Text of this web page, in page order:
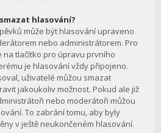
hlasování?
může být hlasování upraveno
nebo administrátorem. Pro
tlačítko pro úpravu prvního
je hlasování vždy připojeno.
uživatelé můžou smazat
jakoukoliv možnost. Pokud ale již
nebo moderátoři můžou
To zabrání tomu, aby byly
v ještě neukončeném hlasování.